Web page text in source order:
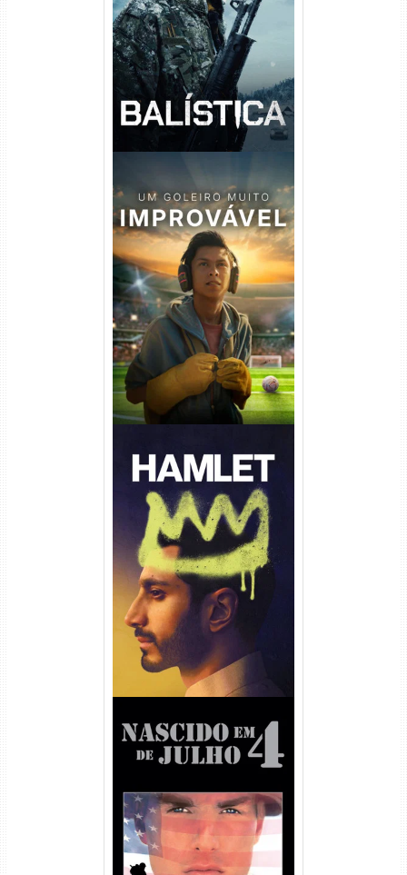
Balística Torrent (2025) WEB-
DL 1080p Dual Áudio
Um Goleiro Muito Improvável
Torrent (2026) WEB-DL 1080p
Dual Áudio
Hamlet Torrent (2026) WEB-
DL 1080p Dual Áudio
Nascido em 4 de Julho
Torrent (1989) WEB-DL 1080p
Dual Áudio